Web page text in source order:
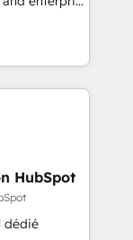
attract
turn
2024,
ecosystem,
for itself.
UK, USA,
and
HubSpot
dédié